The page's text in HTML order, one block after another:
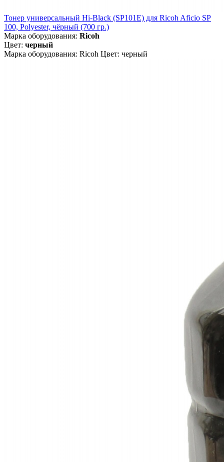
Тонер универсальный Hi-Black (SP101E) для Ricoh Aficio SP
100, Polyester, чёрный (700 гр.)
Марка оборудования: Ricoh
Цвет: черный
Марка оборудования: Ricoh Цвет: черный